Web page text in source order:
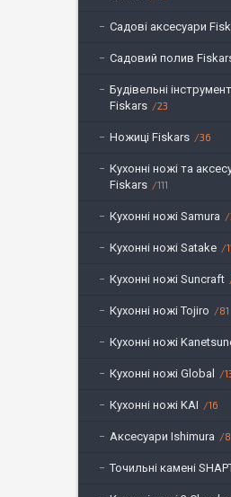
Садові аксесуари
Садовий полив
Будівельні
Fiskars
23
Ножиці Fiskars 36
Кухонні ножі та
Fiskars
111
Кухонні ножі Samura
Кухонні ножі Satake
Кухонні ножі Suncraft
Кухонні ножі Tojiro 81
Кухонні ножі
Кухонні ножі Global
Кухонні ножі KAI 16
Аксесуари Ishimura 8
Точильні камені